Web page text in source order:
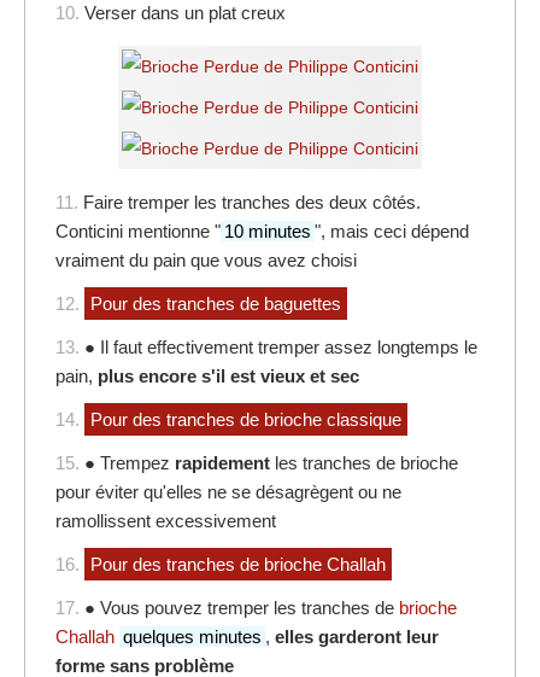
10. Verser dans un plat creux
11. Faire tremper les tranches des deux côtés.
Conticini mentionne " 10 minutes ", mais ceci dépend
vraiment du pain que vous avez choisi
12. Pour des tranches de baguettes
13. ● Il faut effectivement tremper assez longtemps le
pain, plus encore s'il est vieux et sec
14. Pour des tranches de brioche classique
15. ● Trempez rapidement les tranches de brioche
pour éviter qu'elles ne se désagrègent ou ne
ramollissent excessivement
16. Pour des tranches de brioche Challah
17. ● Vous pouvez tremper les tranches de brioche
Challah quelques minutes , elles garderont leur
forme sans problème